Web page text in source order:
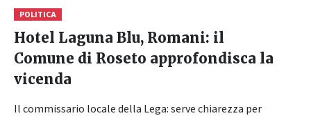
POLITICA
Hotel Laguna Blu, Romani: il
Comune di Roseto approfondisca la
vicenda
Il commissario locale della Lega: serve chiarezza per